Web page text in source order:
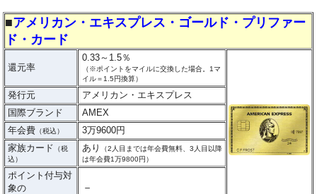
■アメリカン・エキスプレス・ゴールド・プリファー
ド・カード
還元率
0.33～1.5％
（※ポイントをマイルに交換した場合。1マ
イル＝1.5円換算）
発行元
アメリカン・エキスプレス
国際ブランド
AMEX
年会費 （税込）
3万9600円
家族カード
（税
込）
あり
（2人目までは年会費無料、3人目以降
は年会費1万9800円）
ポイント付与対
象の
－